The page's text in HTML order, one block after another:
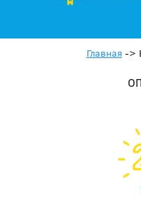
Главная ->